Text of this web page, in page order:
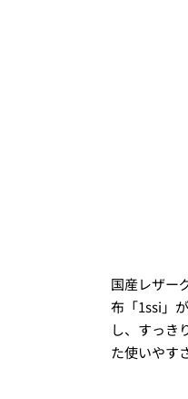
国産レザー
布「1ssi」
し、すっき
た使いやす